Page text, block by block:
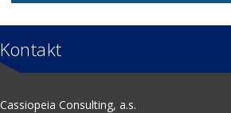
Kontakt
Cassiopeia Consulting, a.s.